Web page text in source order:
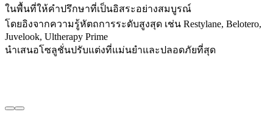
ในพื้นที่ให้คำปรึกษาที่เป็นอิสระอย่างสมบูรณ์
โดยอิงจากความรู้หัตถการระดับสูงสุด เช่น Restylane, Belotero,
Juvelook, Ultherapy Prime
นำเสนอโซลูชั่นปรับแต่งที่แม่นยำและปลอดภัยที่สุด